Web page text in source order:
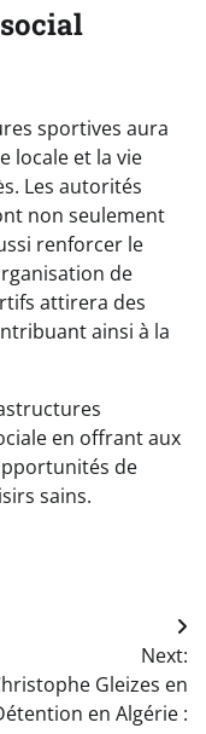
sportives aura
locale et la vie
Les autorités
non seulement
renforcer le
de
attirera des
ainsi à la
en offrant aux
de
sains.
Next:
Gleizes en
en Algérie :